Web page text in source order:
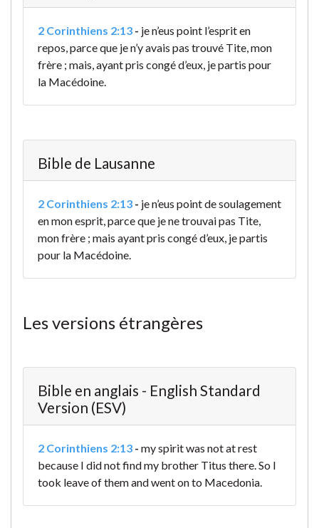
2 Corinthiens 2:13 - je n’eus point l’esprit en
repos, parce que je n’y avais pas trouvé Tite, mon
frère ; mais, ayant pris congé d’eux, je partis pour
la Macédoine.
Bible de Lausanne
2 Corinthiens 2:13 - je n’eus point de soulagement
en mon esprit, parce que je ne trouvai pas Tite,
mon frère ; mais ayant pris congé d’eux, je partis
pour la Macédoine.
Les versions étrangères
Bible en anglais - English Standard
Version (ESV)
2 Corinthiens 2:13 - my spirit was not at rest
because I did not find my brother Titus there. So I
took leave of them and went on to Macedonia.